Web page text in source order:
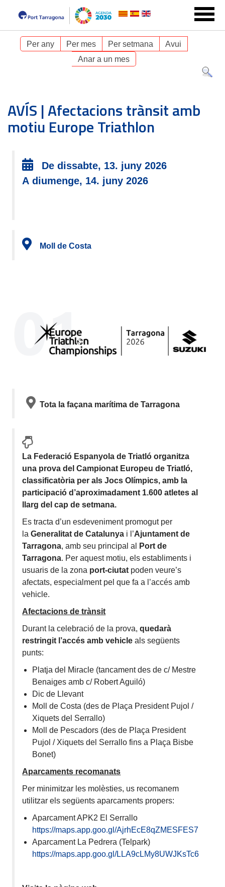
Per any Per mes Per setmana
Avui
Anar a un mes
AVÍS | Afectacions trànsit amb
motiu Europe Triathlon
De dissabte, 13. juny 2026
A diumenge, 14. juny 2026
Moll de Costa
Tota la façana marítima de Tarragona
La Federació Espanyola de Triatló organitza
una prova del Campionat Europeu de Triatló,
classificatòria per als Jocs Olímpics, amb la
participació d’aproximadament 1.600 atletes al
llarg del cap de setmana.
Es tracta d’un esdeveniment promogut per
laGeneralitat de Catalunya i l’Ajuntament de
Tarragona, amb seu principal al
Port de
Tarragona. Per aquest motiu, els establiments i
usuaris de la zona port-ciutat poden veure’s
afectats, especialment pel que fa a l’accés amb
vehicle.
Afectacions de trànsit
Durant la celebració de la prova,quedarà
restringit l’accés amb vehicle als següents
punts:
Platja del Miracle (tancament des de c/ Mestre
Benaiges amb c/ Robert Aguiló)
Dic de Llevant
Moll de Costa (des de Plaça President Pujol /
Xiquets del Serrallo)
Moll de Pescadors (des de Plaça President
Pujol / Xiquets del Serrallo fins a Plaça Bisbe
Bonet)
Aparcaments recomanats
Per minimitzar les molèsties, us recomanem
utilitzar els següents aparcaments propers:
Aparcament APK2 El Serrallo
https://maps.app.goo.gl/AjrhEcE8qZMESFES7
Aparcament La Pedrera (Telpark)
https://maps.app.goo.gl/LLA9cLMy8UWJKsTc6